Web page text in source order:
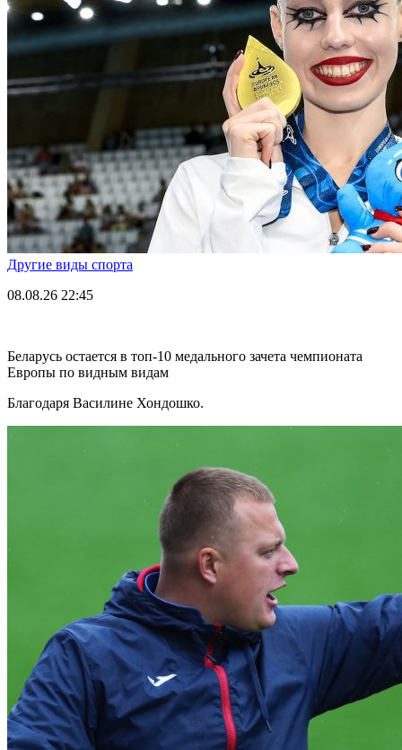
Другие виды спорта
08.08.26 22:45
Беларусь остается в топ-10 медального зачета чемпионата
Европы по видным видам
Благодаря Василине Хондошко.